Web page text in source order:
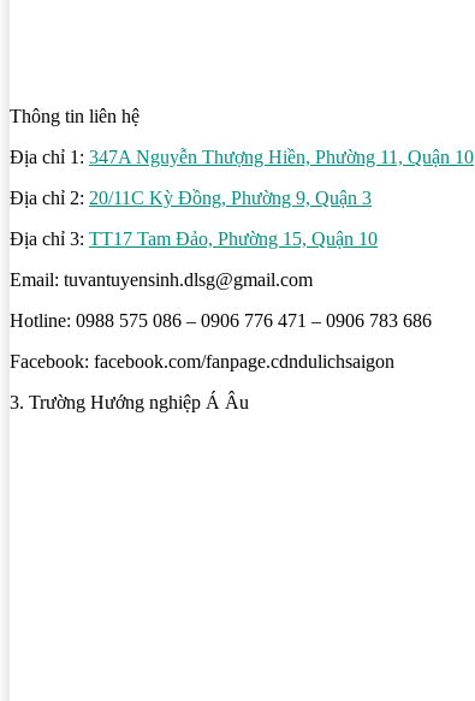
Thông tin liên hệ
Địa chỉ 1: 347A Nguyễn Thượng Hiền, Phường 11, Quận 10
Địa chỉ 2: 20/11C Kỳ Đồng, Phường 9, Quận 3
Địa chỉ 3: TT17 Tam Đảo, Phường 15, Quận 10
Email: tuvantuyensinh.dlsg@gmail.com
Hotline: 0988 575 086 – 0906 776 471 – 0906 783 686
Facebook: facebook.com/fanpage.cdndulichsaigon
3. Trường Hướng nghiệp Á Âu